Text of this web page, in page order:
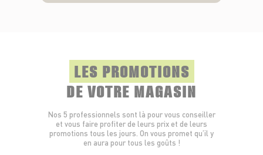
LES PROMOTIONS
DE VOTRE MAGASIN
Nos 5 professionnels sont là pour vous conseiller
et vous faire profiter de leurs prix et de leurs
promotions tous les jours. On vous promet qu’il y
en aura pour tous les goûts !